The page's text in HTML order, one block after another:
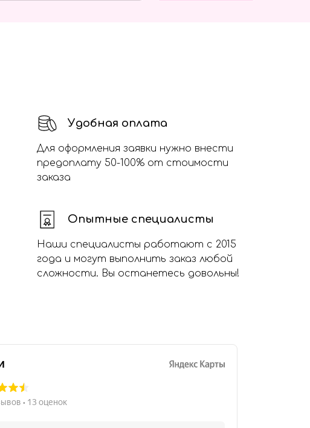
Удобная оплата
Для оформления заявки нужно внести
предоплату 50-100% от стоимости
заказа
Опытные специалисты
Наши специалисты работают с 2015
года и могут выполнить заказ любой
сложности. Вы останетесь довольны!